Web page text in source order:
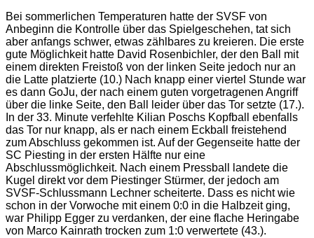
Bei sommerlichen Temperaturen hatte der SVSF von
Anbeginn die Kontrolle über das Spielgeschehen, tat sich
aber anfangs schwer, etwas zählbares zu kreieren. Die erste
gute Möglichkeit hatte David Rosenbichler, der den Ball mit
einem direkten Freistoß von der linken Seite jedoch nur an
die Latte platzierte (10.) Nach knapp einer viertel Stunde war
es dann GoJu, der nach einem guten vorgetragenen Angriff
über die linke Seite, den Ball leider über das Tor setzte (17.).
In der 33. Minute verfehlte Kilian Poschs Kopfball ebenfalls
das Tor nur knapp, als er nach einem Eckball freistehend
zum Abschluss gekommen ist. Auf der Gegenseite hatte der
SC Piesting in der ersten Hälfte nur eine
Abschlussmöglichkeit. Nach einem Pressball landete die
Kugel direkt vor dem Piestinger Stürmer, der jedoch am
SVSF-Schlussmann Lechner scheiterte. Dass es nicht wie
schon in der Vorwoche mit einem 0:0 in die Halbzeit ging,
war Philipp Egger zu verdanken, der eine flache Heringabe
von Marco Kainrath trocken zum 1:0 verwertete (43.).